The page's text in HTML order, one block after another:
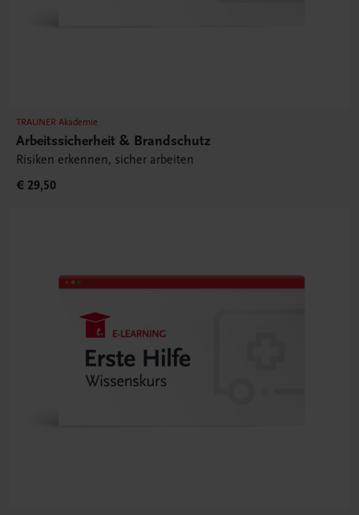
TRAUNER Akademie
Arbeitssicherheit & Brandschutz
Risiken erkennen, sicher arbeiten
€ 29,50